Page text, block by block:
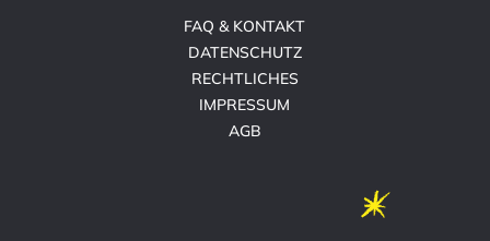
FAQ & KONTAKT
DATENSCHUTZ
RECHTLICHES
IMPRESSUM
AGB